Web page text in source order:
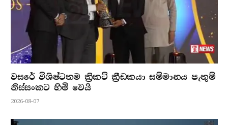
වසරේ විශිෂ්ටතම ක්‍රිකට් ක්‍රීඩකයා සම්මානය පැතුම්
නිස්සංකට හිමි වෙයි
2026-08-07